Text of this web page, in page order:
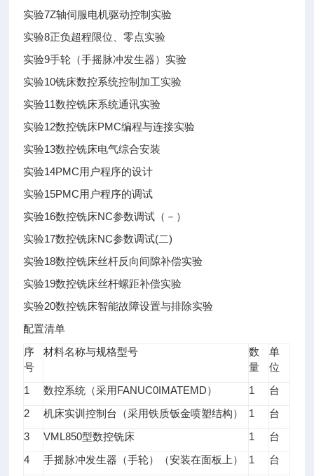
实验7Z轴伺服电机驱动控制实验
实验8正负超程限位、零点实验
实验9手轮（手摇脉冲发生器）实验
实验10铣床数控系统控制加工实验
实验11数控铣床系统通讯实验
实验12数控铣床PMC编程与连接实验
实验13数控铣床电气综合安装
实验14PMC用户程序的设计
实验15PMC用户程序的调试
实验16数控铣床NC参数调试（－）
实验17数控铣床NC参数调试(二)
实验18数控铣床丝杆反向间隙补偿实验
实验19数控铣床丝杆螺距补偿实验
实验20数控铣床智能故障设置与排除实验
配置清单
序
号
材料名称与规格型号
数
量
单
位
1 数控系统（采用FANUC0IMATEMD） 1 台
2 机床实训控制台（采用铁质钣金喷塑结构） 1 台
3 VML850型数控铣床 1 台
4 手摇脉冲发生器（手轮）（安装在面板上） 1 台